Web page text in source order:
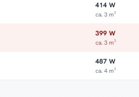
414 W
ca. 3 m²
399 W
ca. 3 m²
487 W
ca. 4 m²